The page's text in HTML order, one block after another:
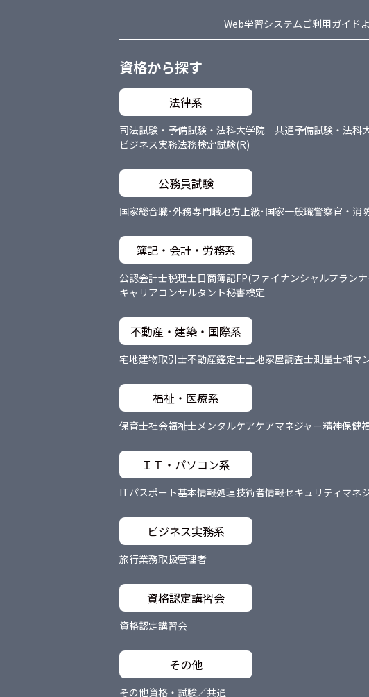
Web学習システムご利用ガイド
資格から探す
法律系
司法試験・予備試験・法科大学院 共通予備試験・法
ビジネス実務法務検定試験(R)
公務員試験
国家総合職･外務専門職地方上級･国家一般職警察官・消
簿記・会計・労務系
公認会計士税理士日商簿記FP(ファイナンシャルプランナ
キャリアコンサルタント秘書検定
不動産・建築・国際系
宅地建物取引士不動産鑑定士土地家屋調査士測量士補マ
福祉・医療系
保育士社会福祉士メンタルケアケアマネジャー精神保健
ＩＴ・パソコン系
ITパスポート基本情報処理技術者情報セキュリティマネ
ビジネス実務系
旅行業務取扱管理者
資格認定講習会
資格認定講習会
その他
その他資格・試験／共通